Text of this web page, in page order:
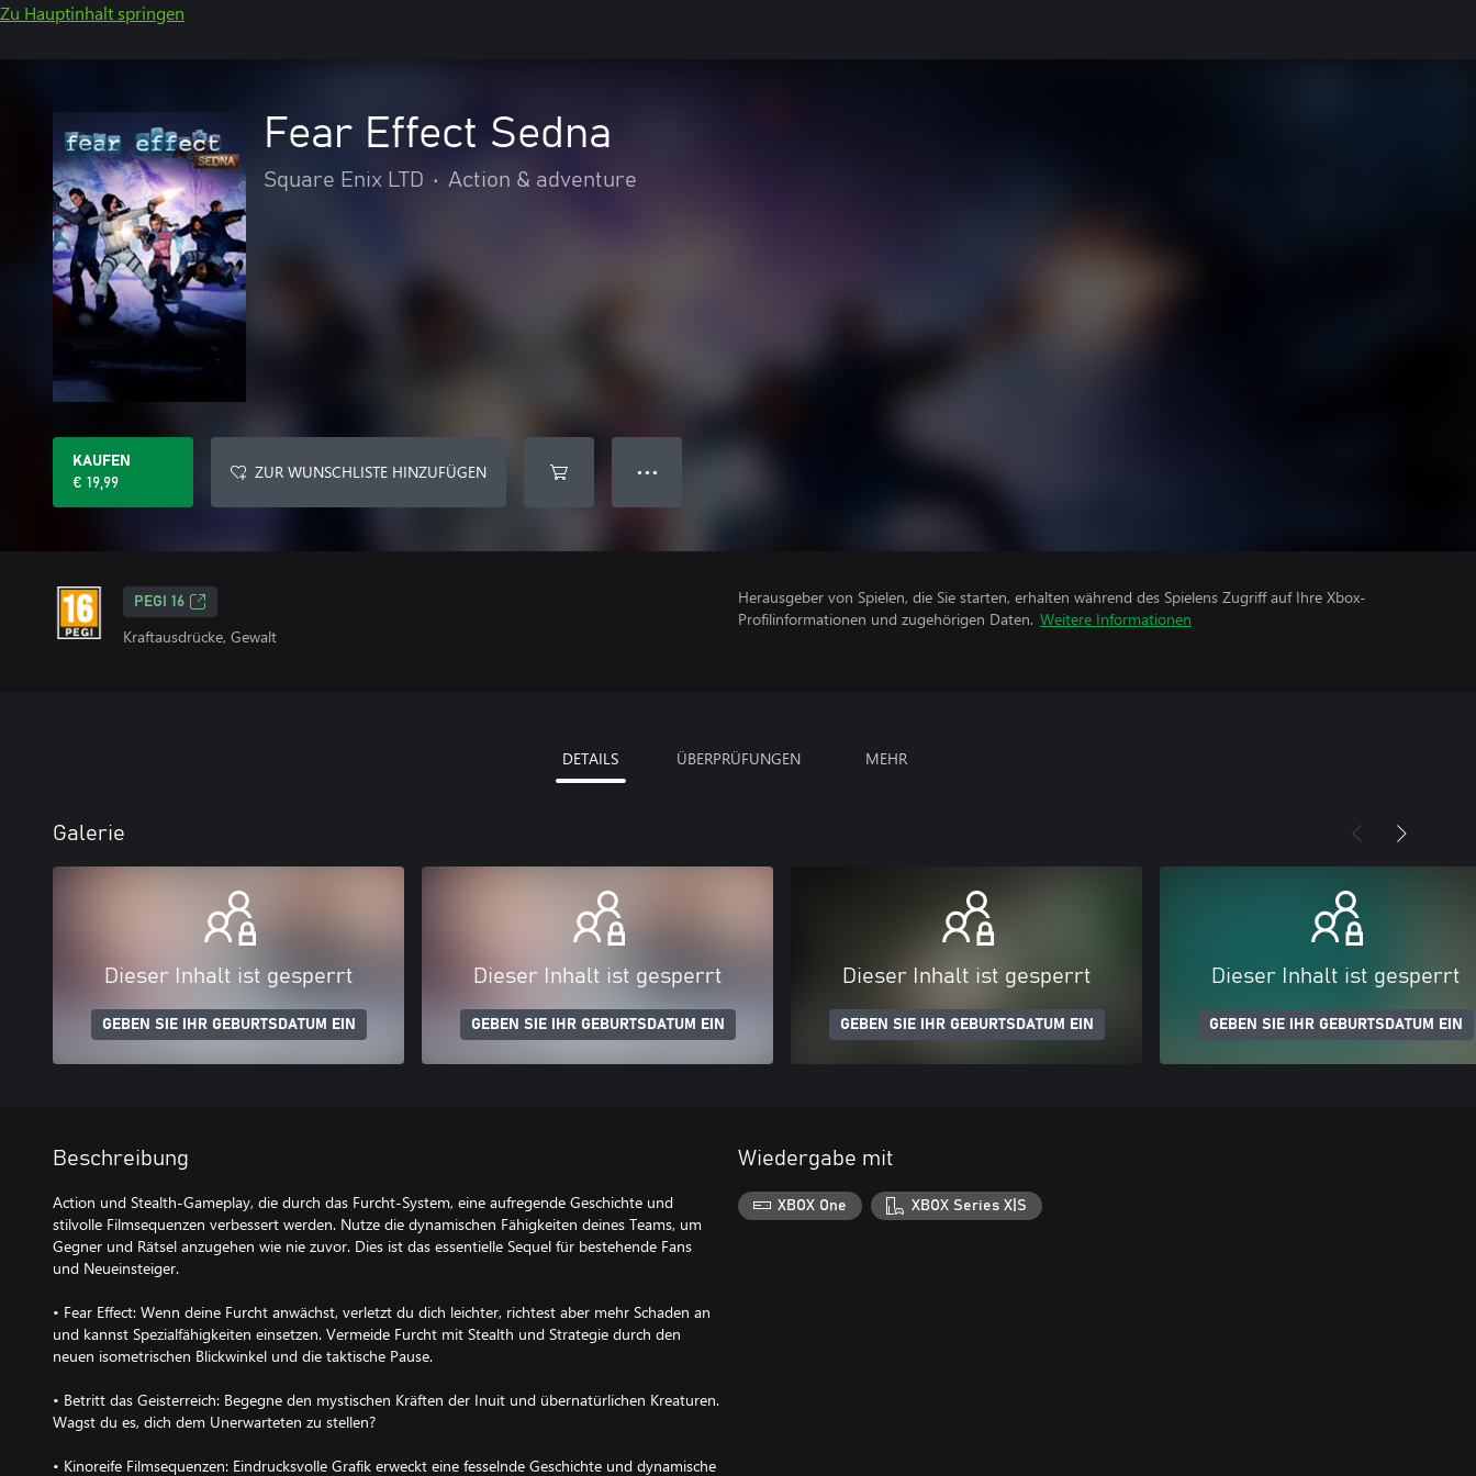
Zu Hauptinhalt springen
Fear Effect Sedna
Square Enix LTD • Action & adventure
KAUFEN
€ 19,99
ZUR WUNSCHLISTE HINZUFÜGEN ● ● ●
PEGI 16
Kraftausdrücke, Gewalt
Herausgeber von Spielen, die Sie starten, erhalten während des Spielens Zugriff auf Ihre Xbox-
Profilinformationen und zugehörigen Daten. Weitere Informationen
DETAILS ÜBERPRÜFUNGEN MEHR
Galerie
Dieser Inhalt ist gesperrt
GEBEN SIE IHR GEBURTSDATUM EIN
Dieser Inhalt ist gesperrt
GEBEN SIE IHR GEBURTSDATUM EIN
Dieser Inhalt ist gesperrt
GEBEN SIE IHR GEBURTSDATUM EIN
Dieser Inhalt ist gesperrt
GEBEN SIE IHR GEBURTSDATUM EIN
Beschreibung
Action und Stealth-Gameplay, die durch das Furcht-System, eine aufregende Geschichte und
stilvolle Filmsequenzen verbessert werden. Nutze die dynamischen Fähigkeiten deines Teams, um
Gegner und Rätsel anzugehen wie nie zuvor. Dies ist das essentielle Sequel für bestehende Fans
und Neueinsteiger.
• Fear Effect: Wenn deine Furcht anwächst, verletzt du dich leichter, richtest aber mehr Schaden an
und kannst Spezialfähigkeiten einsetzen. Vermeide Furcht mit Stealth und Strategie durch den
neuen isometrischen Blickwinkel und die taktische Pause.
• Betritt das Geisterreich: Begegne den mystischen Kräften der Inuit und übernatürlichen Kreaturen.
Wagst du es, dich dem Unerwarteten zu stellen?
• Kinoreife Filmsequenzen: Eindrucksvolle Grafik erweckt eine fesselnde Geschichte und dynamische
Wiedergabe mit
XBOX One XBOX Series X|S